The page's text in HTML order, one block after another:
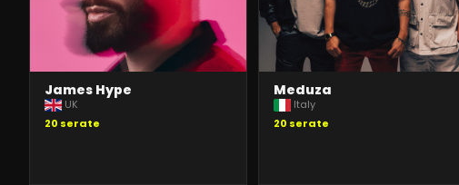
James Hype
UK
20 serate
Meduza
Italy
20 serate